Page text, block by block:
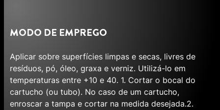
MODO DE EMPREGO
Aplicar sobre superfícies limpas e secas, livres de
resíduos, pó, óleo, graxa e verniz. Utilizá-lo em
temperaturas entre +10 e 40. 1. Cortar o bocal do
cartucho (ou tubo). No caso de um cartucho,
enroscar a tampa e cortar na medida desejada.2.